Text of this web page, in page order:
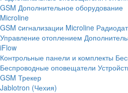
GSM Дополнительное оборудование
Microline
GSM cигнализации Microline
Управление отоплением
iFlow
Контрольные панели и комплекты
Беспроводные оповещатели
GSM Трекер
Jablotron (Чехия)